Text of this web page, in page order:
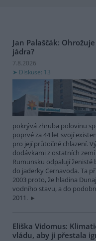
Jan Palaščák:
jádra?
7.8.2026
Diskuse: 13
pokrývá zhruba polovinu
poprvé za 44 let svojí
pro její průtočné chlazení.
dodávkami z ostatních
Rumunsku odpalují ženisté
do jaderky Cernavoda. Ta
2003 proto, že hladina
vodního stavu, a do
2011.
Eliška Vidomus:
vládu, aby ji přestala